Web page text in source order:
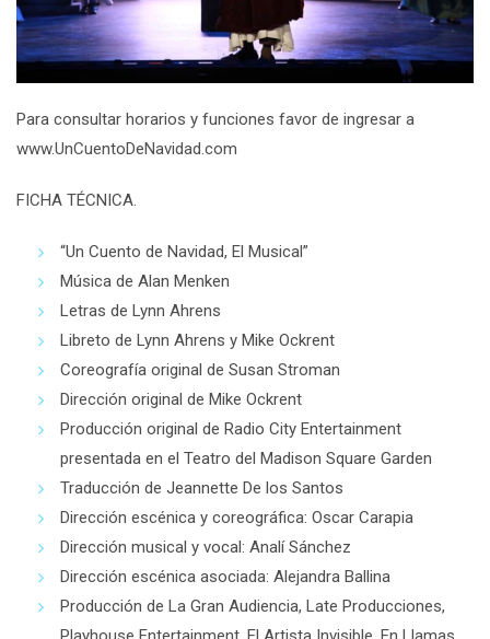
Para consultar horarios y funciones favor de ingresar a
www.UnCuentoDeNavidad.com
FICHA TÉCNICA.
“Un Cuento de Navidad, El Musical”
Música de Alan Menken
Letras de Lynn Ahrens
Libreto de Lynn Ahrens y Mike Ockrent
Coreografía original de Susan Stroman
Dirección original de Mike Ockrent
Producción original de Radio City Entertainment
presentada en el Teatro del Madison Square Garden
Traducción de Jeannette De los Santos
Dirección escénica y coreográfica: Oscar Carapia
Dirección musical y vocal: Analí Sánchez
Dirección escénica asociada: Alejandra Ballina
Producción de La Gran Audiencia, Late Producciones,